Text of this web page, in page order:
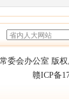
委会办公室 版
赣ICP备